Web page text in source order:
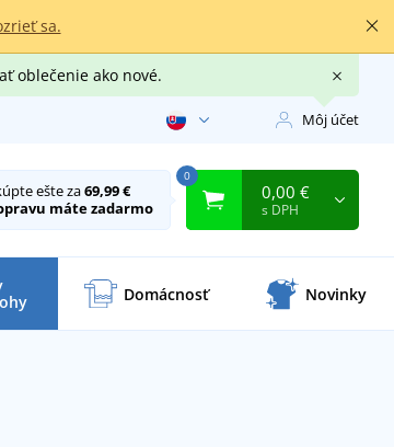
sa.
oblečenie ako nové.
Môj účet
ešte za69,99 €
máte zadarmo
0
0,00 €
s DPH
Domácnosť Novinky